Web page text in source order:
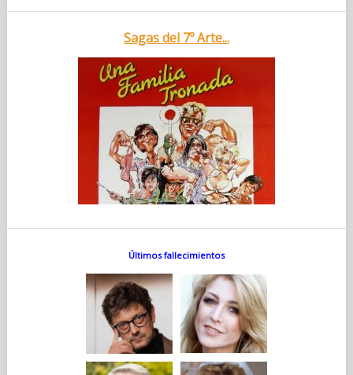
Sagas del 7º Arte...
Últimos fallecimientos